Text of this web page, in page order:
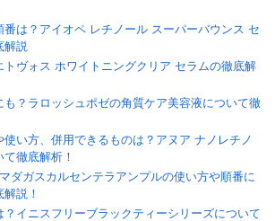
番は？アイオペ レチノール スーパーバウンス セ
解説
トヴォス ホワイトニングクリア セラムの徹底解
も？ラロッシュポゼの角質ケア美容液について徹
使い方、併用できるものは？アヌア ナノレチノ
徹底解析！
ダガスカルセンテラアンプルの使い方や順番に
説！
？イニスフリーブラックティーシリーズについて